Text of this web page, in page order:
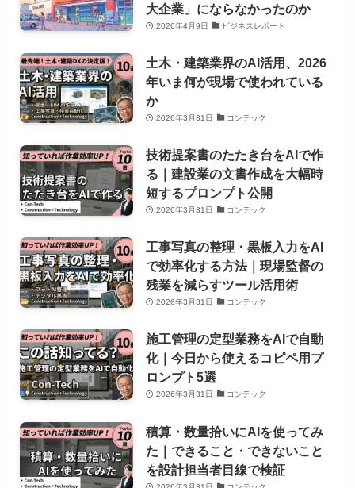
大企業」にならなかったのか
2026年4月9日 ビジネスレポート
土木・建築業界のAI活用、2026
年いま何が現場で使われている
か
2026年3月31日 コンテック
技術提案書のたたき台をAIで作
る｜建設業の文書作成を大幅時
短するプロンプト公開
2026年3月31日 コンテック
工事写真の整理・黒板入力をAI
で効率化する方法｜現場監督の
残業を減らすツール活用術
2026年3月31日 コンテック
施工管理の定型業務をAIで自動
化｜今日から使えるコピペ用プ
ロンプト5選
2026年3月31日 コンテック
積算・数量拾いにAIを使ってみ
た｜できること・できないこと
を設計担当者目線で検証